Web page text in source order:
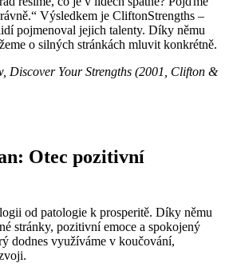
Výsledkem je CliftonStrengths –
pojmenoval jejich talenty. Díky němu
o silných stránkách mluvit konkrétně.
Discover Your Strengths (2001, Clifton &
Otec pozitivní
od patologie k prosperitě. Díky němu
stránky, pozitivní emoce a spokojený
dodnes využíváme v koučování,